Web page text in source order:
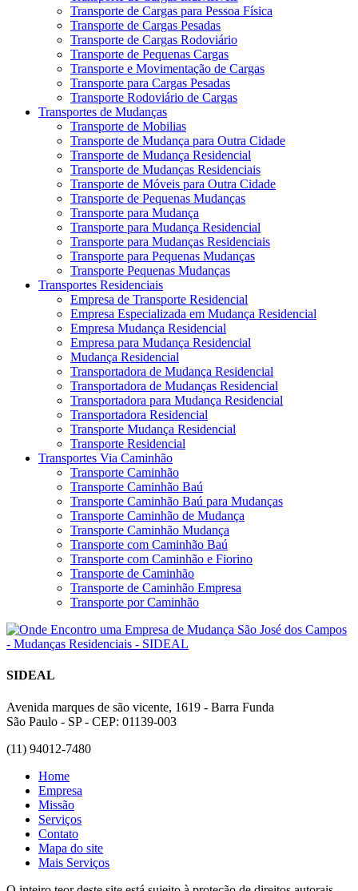
Transporte de Cargas para Pessoa Física
Transporte de Cargas Pesadas
Transporte de Cargas Rodoviário
Transporte de Pequenas Cargas
Transporte e Movimentação de Cargas
Transporte para Cargas Pesadas
Transporte Rodoviário de Cargas
Transportes de Mudanças
Transporte de Mobilias
Transporte de Mudança para Outra Cidade
Transporte de Mudança Residencial
Transporte de Mudanças Residenciais
Transporte de Móveis para Outra Cidade
Transporte de Pequenas Mudanças
Transporte para Mudança
Transporte para Mudança Residencial
Transporte para Mudanças Residenciais
Transporte para Pequenas Mudanças
Transporte Pequenas Mudanças
Transportes Residenciais
Empresa de Transporte Residencial
Empresa Especializada em Mudança Residencial
Empresa Mudança Residencial
Empresa para Mudança Residencial
Mudança Residencial
Transportadora de Mudança Residencial
Transportadora de Mudanças Residencial
Transportadora para Mudança Residencial
Transportadora Residencial
Transporte Mudança Residencial
Transporte Residencial
Transportes Via Caminhão
Transporte Caminhão
Transporte Caminhão Baú
Transporte Caminhão Baú para Mudanças
Transporte Caminhão de Mudança
Transporte Caminhão Mudança
Transporte com Caminhão Baú
Transporte com Caminhão e Fiorino
Transporte de Caminhão
Transporte de Caminhão Empresa
Transporte por Caminhão
SIDEAL
Avenida marques de são vicente, 1619 - Barra Funda
São Paulo - SP - CEP: 01139-003
(11) 94012-7480
Home
Empresa
Missão
Serviços
Contato
Mapa do site
Mais Serviços